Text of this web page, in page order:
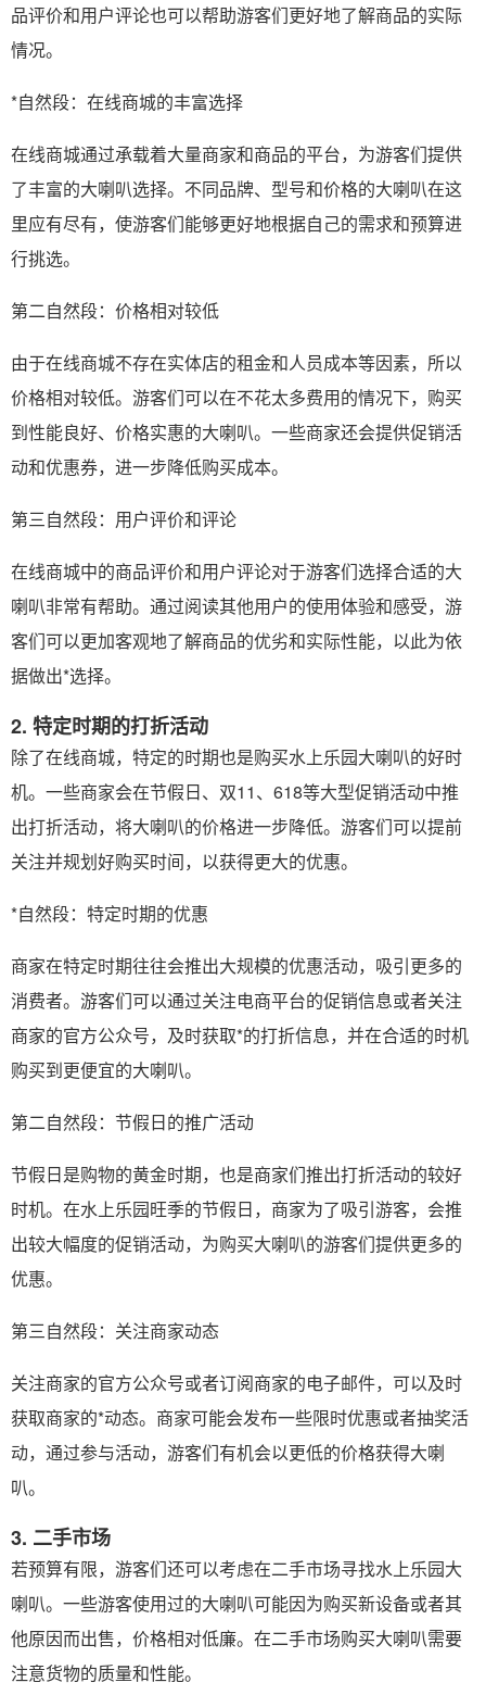
品评价和用户评论也可以帮助游客们更好地了解商品的实际
情况。
*自然段：在线商城的丰富选择
在线商城通过承载着大量商家和商品的平台，为游客们提供
了丰富的大喇叭选择。不同品牌、型号和价格的大喇叭在这
里应有尽有，使游客们能够更好地根据自己的需求和预算进
行挑选。
第二自然段：价格相对较低
由于在线商城不存在实体店的租金和人员成本等因素，所以
价格相对较低。游客们可以在不花太多费用的情况下，购买
到性能良好、价格实惠的大喇叭。一些商家还会提供促销活
动和优惠券，进一步降低购买成本。
第三自然段：用户评价和评论
在线商城中的商品评价和用户评论对于游客们选择合适的大
喇叭非常有帮助。通过阅读其他用户的使用体验和感受，游
客们可以更加客观地了解商品的优劣和实际性能，以此为依
据做出*选择。
2. 特定时期的打折活动
除了在线商城，特定的时期也是购买水上乐园大喇叭的好时
机。一些商家会在节假日、双11、618等大型促销活动中推
出打折活动，将大喇叭的价格进一步降低。游客们可以提前
关注并规划好购买时间，以获得更大的优惠。
*自然段：特定时期的优惠
商家在特定时期往往会推出大规模的优惠活动，吸引更多的
消费者。游客们可以通过关注电商平台的促销信息或者关注
商家的官方公众号，及时获取*的打折信息，并在合适的时机
购买到更便宜的大喇叭。
第二自然段：节假日的推广活动
节假日是购物的黄金时期，也是商家们推出打折活动的较好
时机。在水上乐园旺季的节假日，商家为了吸引游客，会推
出较大幅度的促销活动，为购买大喇叭的游客们提供更多的
优惠。
第三自然段：关注商家动态
关注商家的官方公众号或者订阅商家的电子邮件，可以及时
获取商家的*动态。商家可能会发布一些限时优惠或者抽奖活
动，通过参与活动，游客们有机会以更低的价格获得大喇
叭。
3. 二手市场
若预算有限，游客们还可以考虑在二手市场寻找水上乐园大
喇叭。一些游客使用过的大喇叭可能因为购买新设备或者其
他原因而出售，价格相对低廉。在二手市场购买大喇叭需要
注意货物的质量和性能。